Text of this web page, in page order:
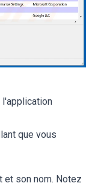
que vous
et son nom. Notez